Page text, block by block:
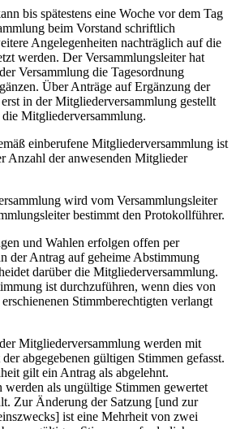
bis spätestens eine Woche vor dem Tag
beim Vorstand schriftlich
Angelegenheiten nachträglich auf die
werden. Der Versammlungsleiter hat
Versammlung die Tagesordnung
Über Anträge auf Ergänzung der
in der Mitgliederversammlung gestellt
Mitgliederversammlung.
einberufene Mitgliederversammlung ist
Anzahl der anwesenden Mitglieder
wird vom Versammlungsleiter
bestimmt den Protokollführer.
und Wahlen erfolgen offen per
der Antrag auf geheime Abstimmung
darüber die Mitgliederversammlung.
ist durchzuführen, wenn dies von
Stimmberechtigten verlangt
Mitgliederversammlung werden mit
abgegebenen gültigen Stimmen gefasst.
gilt ein Antrag als abgelehnt.
werden als ungültige Stimmen gewertet
Zur Änderung der Satzung [und zur
ist eine Mehrheit von zwei